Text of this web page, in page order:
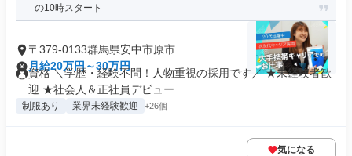
の10時スタート
〒379-0133群馬県安中市原市
月給20万円～30万円
資格 ＼学歴・経験不問！人物重視の採用です／ ★未経験者歓
迎 ★社会人＆正社員デビュー...
制服あり 業界未経験歓迎 +26個
気になる